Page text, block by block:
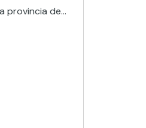
provincia de